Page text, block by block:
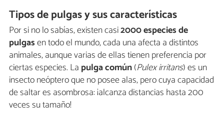
Tipos de pulgas y sus características
Por si no lo sabías, existen casi2000 especies de
pulgasen todo el mundo, cada una afecta a distintos
animales, aunque varias de ellas tienen preferencia por
ciertas especies. La pulga común(Pulex irritans) es un
insecto neóptero que no posee alas, pero cuya capacidad
de saltar es asombrosa: ¡alcanza distancias hasta 200
veces su tamaño!